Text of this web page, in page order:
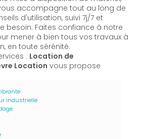
accompagne tout au long de
d'utilisation, suivi 7j/7 et
besoin. Faites confiance à notre
mener à bien tous vos travaux à
en toute sérénité.
: Location de
Location vous propose
industrielle